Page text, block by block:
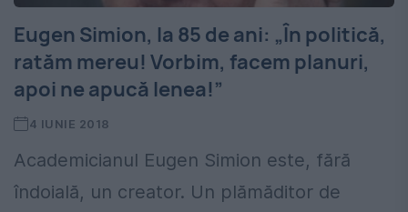
Eugen Simion, la 85 de ani: „În politică,
ratăm mereu! Vorbim, facem planuri,
apoi ne apucă lenea!”
4 IUNIE 2018
Academicianul Eugen Simion este, fără
îndoială, un creator. Un plămăditor de